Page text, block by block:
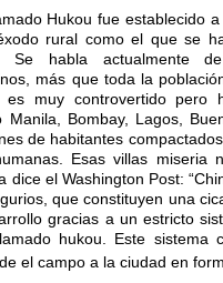
Hukou fue establecido
rural como el que se
Se habla actualmente
más que toda la
es muy controvertido pero
Manila, Bombay, Lagos,
de habitantes
Esas villas miseria
dice el Washington Post:
que constituyen una
gracias a un estricto
hukou. Este sistema
el campo a la ciudad en